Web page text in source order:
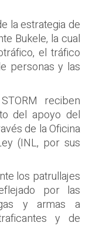
la estrategia de
Bukele, la cual
el tráfico
personas y las
reciben
del apoyo del
de la Oficina
(INL, por sus
los patrullajes
por las
y armas a
y de